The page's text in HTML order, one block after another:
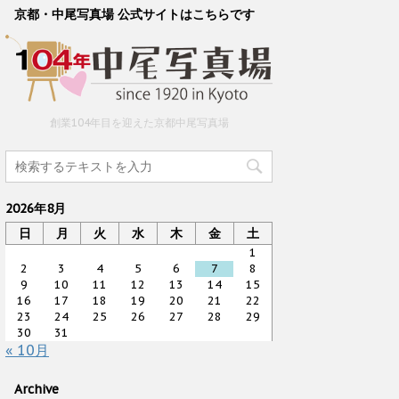
京都・中尾写真場 公式サイトはこちらです
創業104年目を迎えた京都中尾写真場
2026年8月
日
月 火 水 木 金 土
1
2
3 4 5 6 7
8
9
10 11 12 13 14
15
16
17 18 19 20 21
22
23
24 25 26 27 28
29
30
31
« 10月
Archive